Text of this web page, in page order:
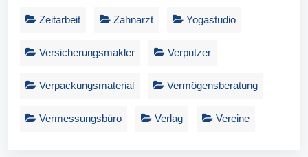
Zeitarbeit Zahnarzt Yogastudio
Versicherungsmakler Verputzer
Verpackungsmaterial Vermögensberatung
Vermessungsbüro Verlag Vereine